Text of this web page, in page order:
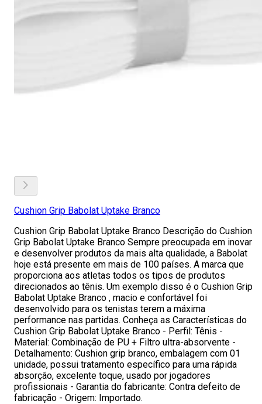
Cushion Grip Babolat Uptake Branco
Cushion Grip Babolat Uptake Branco Descrição do Cushion
Grip Babolat Uptake Branco Sempre preocupada em inovar
e desenvolver produtos da mais alta qualidade, a Babolat
hoje está presente em mais de 100 países. A marca que
proporciona aos atletas todos os tipos de produtos
direcionados ao tênis. Um exemplo disso é o Cushion Grip
Babolat Uptake Branco , macio e confortável foi
desenvolvido para os tenistas terem a máxima
performance nas partidas. Conheça as Características do
Cushion Grip Babolat Uptake Branco - Perfil: Tênis -
Material: Combinação de PU + Filtro ultra-absorvente -
Detalhamento: Cushion grip branco, embalagem com 01
unidade, possui tratamento específico para uma rápida
absorção, excelente toque, usado por jogadores
profissionais - Garantia do fabricante: Contra defeito de
fabricação - Origem: Importado.